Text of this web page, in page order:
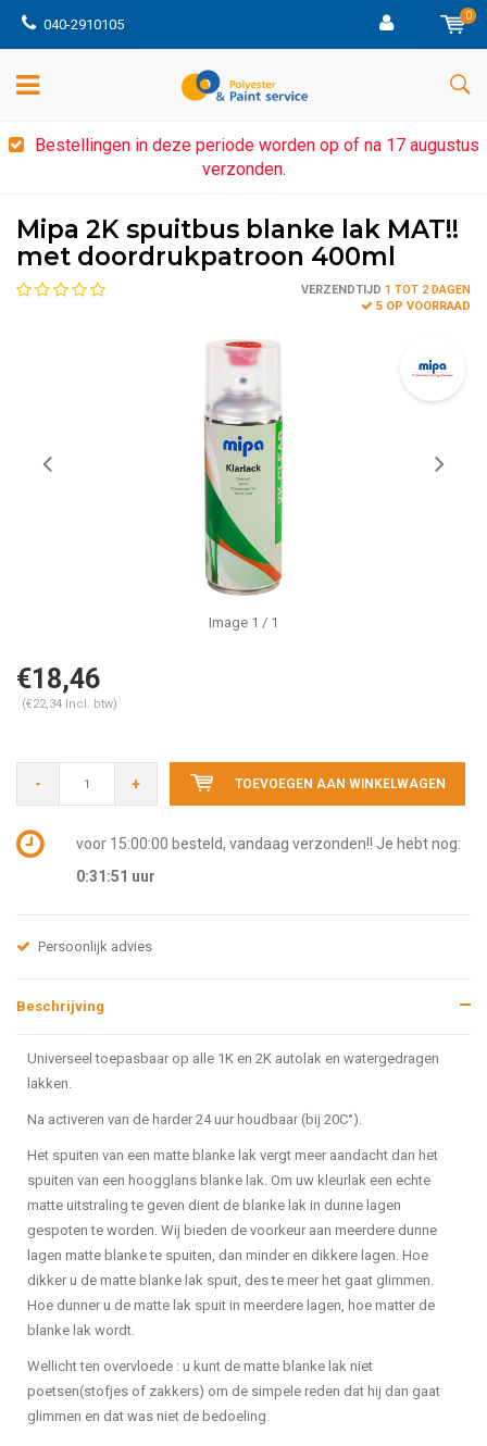
040-2910105
0
Bestellingen in deze periode worden op of na 17 augustus
verzonden.
Mipa 2K spuitbus blanke lak MAT!!
met doordrukpatroon 400ml
VERZENDTIJD 1 TOT 2 DAGEN
5 OP VOORRAAD
Image 1 / 1
€18,46
(€22,34 Incl. btw)
- + TOEVOEGEN AAN WINKELWAGEN
voor 15:00:00 besteld, vandaag verzonden!! Je hebt nog:
0:31:51 uur
Persoonlijk advies
Beschrijving
Universeel toepasbaar op alle 1K en 2K autolak en watergedragen
lakken.
Na activeren van de harder 24 uur houdbaar (bij 20C°).
Het spuiten van een matte blanke lak vergt meer aandacht dan het
spuiten van een hoogglans blanke lak. Om uw kleurlak een echte
matte uitstraling te geven dient de blanke lak in dunne lagen
gespoten te worden. Wij bieden de voorkeur aan meerdere dunne
lagen matte blanke te spuiten, dan minder en dikkere lagen. Hoe
dikker u de matte blanke lak spuit, des te meer het gaat glimmen.
Hoe dunner u de matte lak spuit in meerdere lagen, hoe matter de
blanke lak wordt.
Wellicht ten overvloede : u kunt de matte blanke lak niet
poetsen(stofjes of zakkers) om de simpele reden dat hij dan gaat
glimmen en dat was niet de bedoeling.